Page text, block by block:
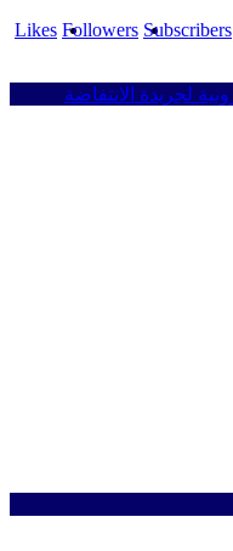
Likes Followers Subscribers